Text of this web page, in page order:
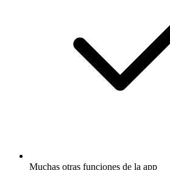
Muchas otras funciones de la app